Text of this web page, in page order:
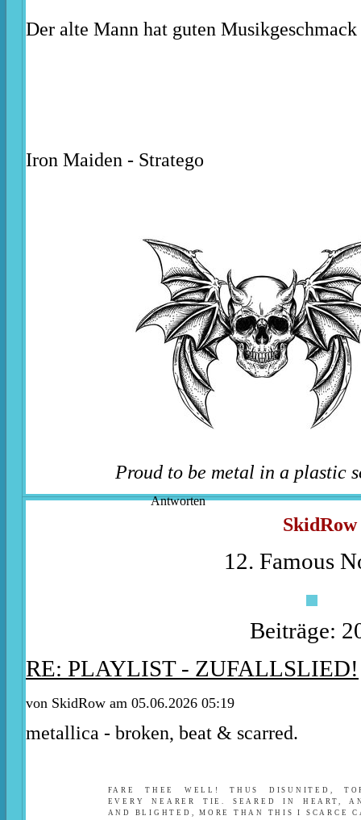
Der alte Mann hat guten
Iron Maiden - Stratego
Proud to be metal in a plastic
Antworten
SkidRow
12. Famous
Beiträge:
RE: PLAYLIST - ZUFALLSLIED!
von SkidRow am 05.06.2026 05:19
metallica - broken, beat & scarred.
FARE THEE WELL! THUS DISUNITED,
EVERY NEARER TIE. SEARED IN HEART,
AND BLIGHTED, MORE THAN THIS I SCARCE